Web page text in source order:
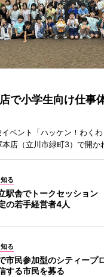
で小学生向け仕
ベント「ハッケン！わく
店（立川市緑町3）で開か
る
駅舎でトークセッショ
の若手経営者4人
る
市民参加型のシティー
する市民を募る